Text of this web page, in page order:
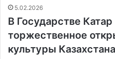
5.02.2026
В Государстве
торжественное
культуры Казахстана